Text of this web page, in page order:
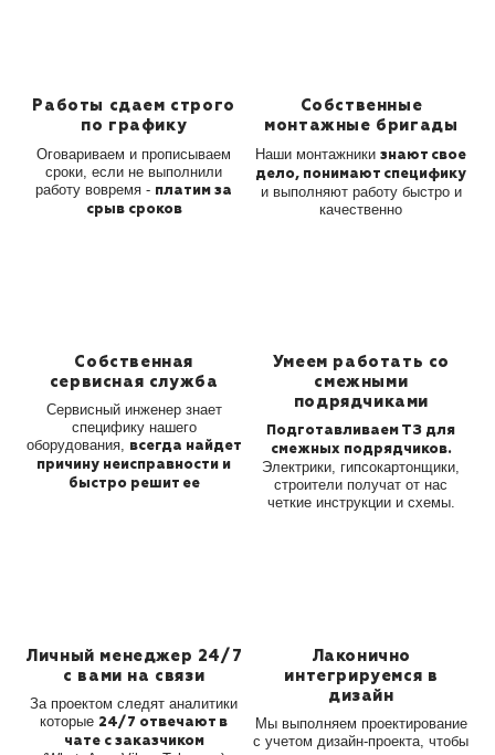
Работы сдаем строго
по графику
Оговариваем и прописываем
сроки, если не выполнили
работу вовремя - платим за
срыв сроков
Собственные
монтажные бригады
Наши монтажникизнают свое
дело, понимают специфику
и выполняют работу быстро и
качественно
Собственная
сервисная служба
Сервисный инженер знает
специфику нашего
оборудования, всегда найдет
причину неисправности и
быстро решит ее
Умеем работать со
смежными
подрядчиками
Подготавливаем ТЗ для
смежных подрядчиков.
Электрики, гипсокартонщики,
строители получат от нас
четкие инструкции и схемы.
Личный менеджер 24/7
с вами на связи
За проектом следят аналитики
которые 24/7 отвечают в
чате с заказчиком
Лаконично
интегрируемся в
дизайн
Мы выполняем проектирование
с учетом дизайн-проекта, чтобы